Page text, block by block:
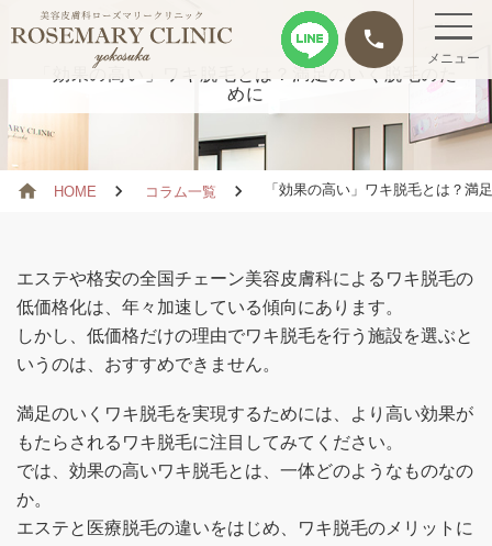
phone
メニュー
「効果の高い」ワキ脱毛とは？満足のいく脱毛のた
めに
HOME コラム一覧 「効果の高い」ワキ脱毛とは？満
エステや格安の全国チェーン美容皮膚科によるワキ脱毛の
低価格化は、年々加速している傾向にあります。
しかし、低価格だけの理由でワキ脱毛を行う施設を選ぶと
いうのは、おすすめできません。
満足のいくワキ脱毛を実現するためには、より高い効果が
もたらされるワキ脱毛に注目してみてください。
では、効果の高いワキ脱毛とは、一体どのようなものなの
か。
エステと医療脱毛の違いをはじめ、ワキ脱毛のメリットに